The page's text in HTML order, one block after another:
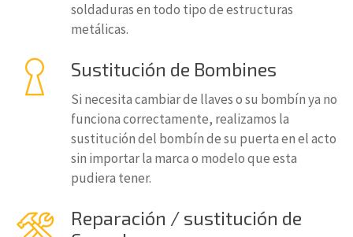
soldaduras en todo tipo de estructuras
metálicas.
Sustitución de Bombines
Si necesita cambiar de llaves o su bombín ya no
funciona correctamente, realizamos la
sustitución del bombín de su puerta en el acto
sin importar la marca o modelo que esta
pudiera tener.
Reparación / sustitución de